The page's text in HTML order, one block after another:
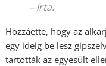
– írta.
Hozzáette, hogy az
egy ideig be lesz
tartották az egyesült